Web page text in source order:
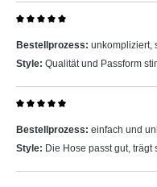
Bestellprozess: unkompliziert,
Style: Qualität und Passform
Bestellprozess: einfach und
Style: Die Hose passt gut, trägt